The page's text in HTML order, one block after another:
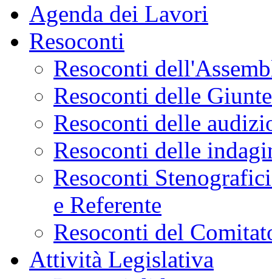
Agenda dei Lavori
Resoconti
Resoconti
Resoconti delle
Resoconti delle
Resoconti delle
Resoconti
e Referente
Resoconti del
Attività Legislativa